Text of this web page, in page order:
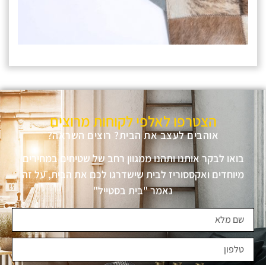
הצטרפו לאלפי לקוחות מרוצים
אוהבים לעצב את הבית? רוצים השראה?
בואו לבקר אותנו ותהנו ממגוון רחב של שטיחים במחירים
מיוחדים ואקססוריז לבית שישדרגו לכם את הבית, על זה
נאמר "בית בסטייל"